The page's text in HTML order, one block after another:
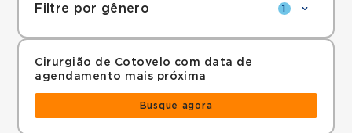
Filtre por gênero 1
Cirurgião de Cotovelo com data de
agendamento mais próxima
Busque agora